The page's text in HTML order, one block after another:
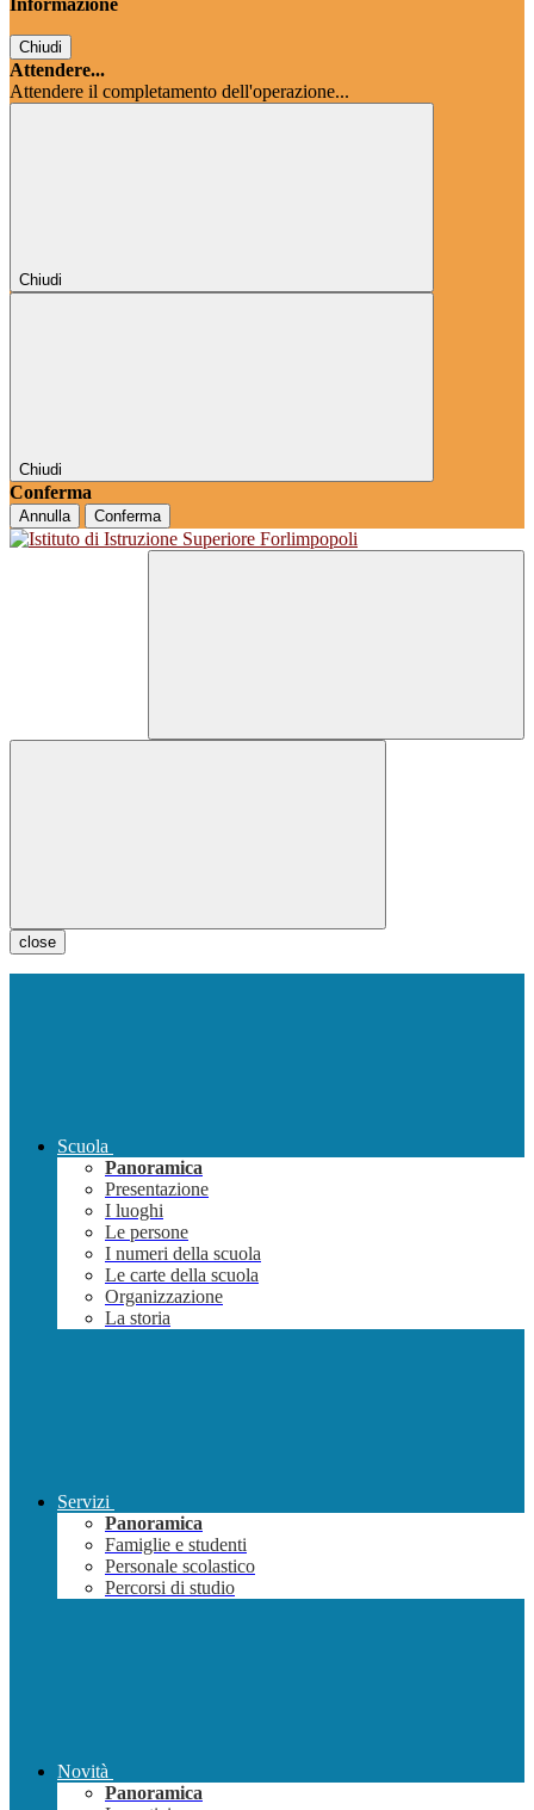
Informazione
Chiudi
Attendere...
Attendere il completamento dell'operazione...
Chiudi
Chiudi
Conferma
Annulla Conferma
close
Scuola
Panoramica
Presentazione
I luoghi
Le persone
I numeri della scuola
Le carte della scuola
Organizzazione
La storia
Servizi
Panoramica
Famiglie e studenti
Personale scolastico
Percorsi di studio
Novità
Panoramica